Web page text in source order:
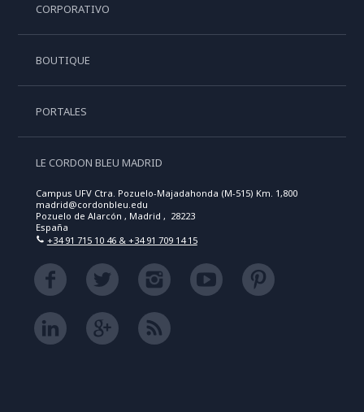
CORPORATIVO
BOUTIQUE
PORTALES
LE CORDON BLEU MADRID
Campus UFV Ctra. Pozuelo-Majadahonda (M-515) Km. 1,800
madrid@cordonbleu.edu
Pozuelo de Alarcón , Madrid , 28223
España
+34 91 715 10 46 & +34 91 709 14 15